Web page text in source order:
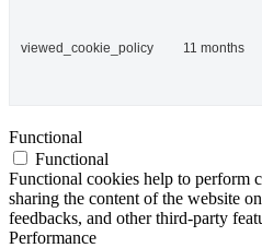
viewed_cookie_policy 11 months
Functional
Functional
Functional cookies help to perform
sharing the content of the website
feedbacks, and other third-party
Performance